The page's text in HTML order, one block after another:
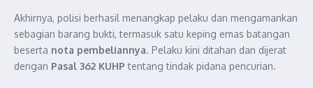
Akhirnya, polisi berhasil menangkap pelaku dan mengamankan
sebagian barang bukti, termasuk satu keping emas batangan
beserta nota pembeliannya. Pelaku kini ditahan dan dijerat
dengan Pasal 362 KUHP tentang tindak pidana pencurian.